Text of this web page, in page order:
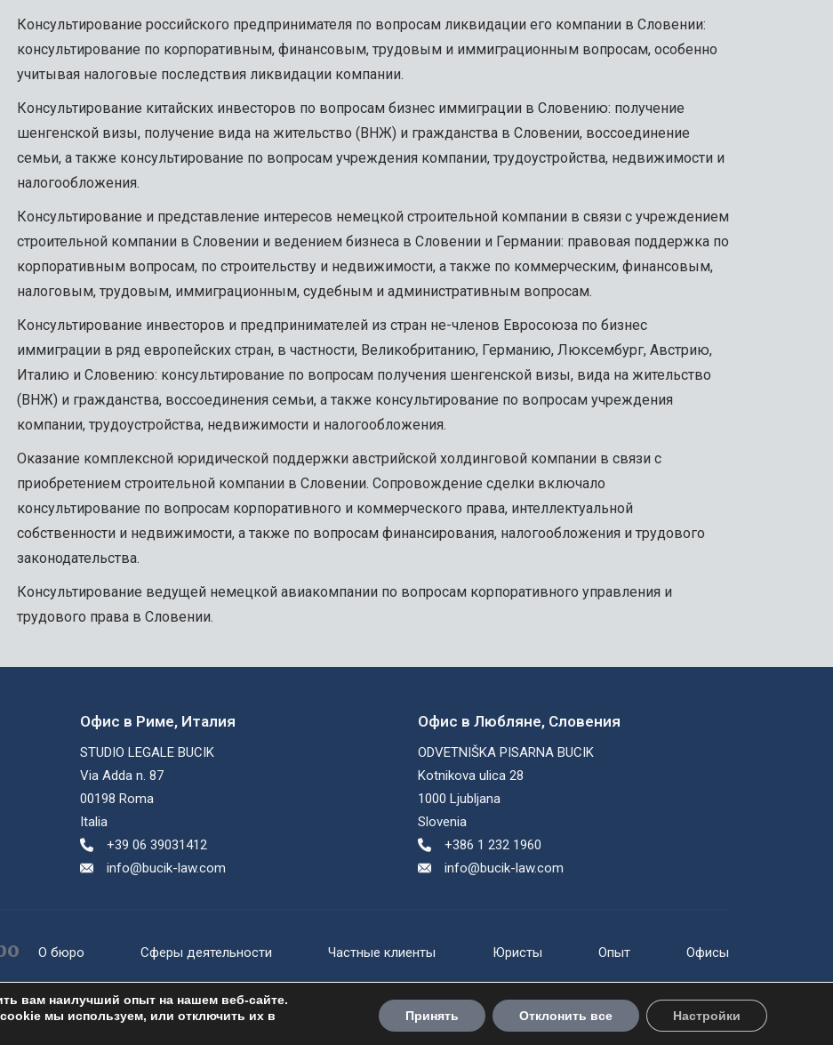
Консультирование российского предпринимателя по вопросам ликвидации его компании в Словении:
консультирование по корпоративным, финансовым, трудовым и иммиграционным вопросам, особенно
учитывая налоговые последствия ликвидации компании.
Консультирование китайских инвесторов по вопросам бизнес иммиграции в Словению: получение
шенгенской визы, получение вида на жительство (ВНЖ) и гражданства в Словении, воссоединение
семьи, а также консультирование по вопросам учреждения компании, трудоустройства, недвижимости и
налогообложения.
Консультирование и представление интересов немецкой строительной компании в связи с учреждением
строительной компании в Словении и ведением бизнеса в Словении и Германии: правовая поддержка по
корпоративным вопросам, по строительству и недвижимости, а также по коммерческим, финансовым,
налоговым, трудовым, иммиграционным, судебным и административным вопросам.
Консультирование инвесторов и предпринимателей из стран не-членов Евросоюза по бизнес
иммиграции в ряд европейских стран, в частности, Великобританию, Германию, Люксембург, Австрию,
Италию и Словению: консультирование по вопросам получения шенгенской визы, вида на жительство
(ВНЖ) и гражданства, воссоединения семьи, а также консультирование по вопросам учреждения
компании, трудоустройства, недвижимости и налогообложения.
Оказание комплексной юридической поддержки австрийской холдинговой компании в связи с
приобретением строительной компании в Словении. Сопровождение сделки включало
консультирование по вопросам корпоративного и коммерческого права, интеллектуальной
собственности и недвижимости, а также по вопросам финансирования, налогообложения и трудового
законодательства.
Консультирование ведущей немецкой авиакомпании по вопросам корпоративного управления и
трудового права в Словении.
Офис в Риме, Италия
STUDIO LEGALE BUCIK
Via Adda n. 87
00198 Roma
Italia
+39 06 39031412
info@bucik-law.com
Офис в Любляне, Словения
ODVETNIŠKA PISARNA BUCIK
Kotnikova ulica 28
1000 Ljubljana
Slovenia
+386 1 232 1960
info@bucik-law.com
О бюро Сферы деятельности Частные клиенты Юристы Опыт Офисы
веб-дизайн
вам наилучший опыт на нашем веб-сайте.
мы используем, или отключить их в
Принять Отклонить все Настройки